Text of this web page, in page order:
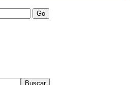
Go
Buscar